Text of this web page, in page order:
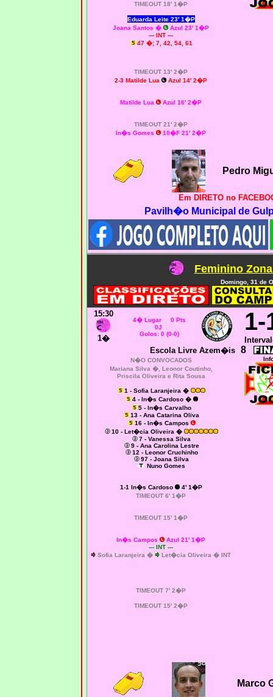
TIMEOUT 18' 1�P
Eduarda Leite 23' 1�P
Joana Santos �
Azul 23' 1�P
--- INT ---
47 �; 7, 42, 54, 61
TIMEOUT 13' 2�P
2-3 Matilde Lua
Azul 14' 2�P
Matilde Lua Azul 16' 2�P
TIMEOUT 21' 2�P
In�s Gomes
10�F 21' 2�P
Pedro
Em DIRETO no
Pavilh�o Municipal de
Feminino
Domingo, 31 de
15:30
1�
4� Lugar 0 Pts
0J
Golos: 0 (0-0)
1-
Escola Livre Azem�is
8
N�O CONVOCADOS
Mariana Silva �, Leonor Coutinho,
Priscila Oliveira e Rita Sousa
1 - Sofia Laranjeira �
4 - In�s Cardoso �
5 - In�s Carvalho
13 - Ana Catarina Oliva
16 - In�s Campos
10 - Let�cia Oliveira �
7 - Vanessa Silva
9 - Ana Carolina Lestre
12 - Leonor Cruchinho
97 - Joana Silva
Nuno Gomes
1-1 In�s Cardoso
4' 1�P
TIMEOUT 6' 1�P
TIMEOUT 15' 1�P
In�s Campos
Azul 21' 1�P
--- INT ---
Sofia Laranjeira � Let�cia Oliveira � INT
TIMEOUT 7' 2�P
TIMEOUT 15' 2�P
Marco